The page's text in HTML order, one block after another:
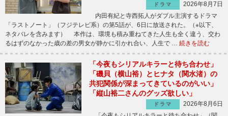
ドラマ
2026年8月7日
内田有紀と寺西拓人がダブル主演するドラマ
「ラストノート」（フジテレビ系）の第5話が、6日に放送された。（※以下、
ネタバレを含みます） 本作は、環境も積み重ねてきた人生も全く違う、交わ
るはずのなかった歳の差の男女が静かに引かれ合い、人生で … 続きを読む
「今夜もシリアルキラーと待ち合わせ」
「磯貝（横山裕）とヒナタ（関水渚）の
共犯関係が深まってきているのがいい」
「縦山裕二さんのグッズ欲しい」
ドラマ
2026年8月6日